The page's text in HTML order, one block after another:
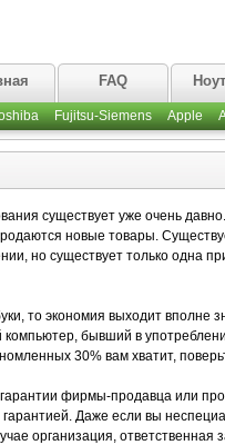
FAQ
Fujitsu-Siemens Apple
существует уже очень
новые товары.
но существует только одна
то экономия выходит
бывший в
30% вам хватит,
гарантии фирмы-продавца или
Даже если вы
организация,